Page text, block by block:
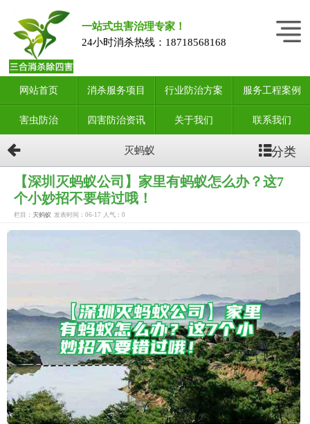
一站式虫害治理专家！
24小时消杀热线： 18718568168
网站首页 消杀服务项目 行业防治方案 服务工程案例
害虫防治 四害防治资讯 关于我们 联系我们
灭蚂蚁 分类
【深圳灭蚂蚁公司】家里有蚂蚁怎么办？这7
个小妙招不要错过哦！
栏目： 灭蚂蚁 发表时间：06-17 人气： 0